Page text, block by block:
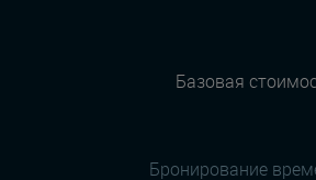
Базовая
Бронирование